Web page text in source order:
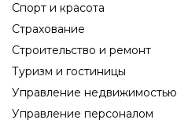
Спорт и красота
Страхование
Строительство и ремонт
Туризм и гостиницы
Управление недвижимостью
Управление персоналом